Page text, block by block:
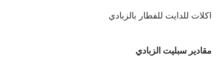
اكلات للدايت للفطار بالزبادي
مقادير سبليت الزبادي